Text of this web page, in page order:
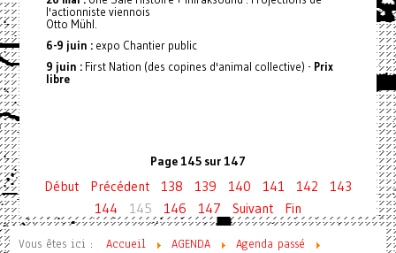
l'actionniste viennois
Otto Mühl.
6-9 juin :expo Chantier public
9 juin :First Nation (des copines d'animal collective) - Prix
libre
Page 145 sur 147
Début Précédent 138 139 140 141 142
143
144
145 146 147 Suivant Fin
Vous êtes ici : Accueil AGENDA
Agenda passé